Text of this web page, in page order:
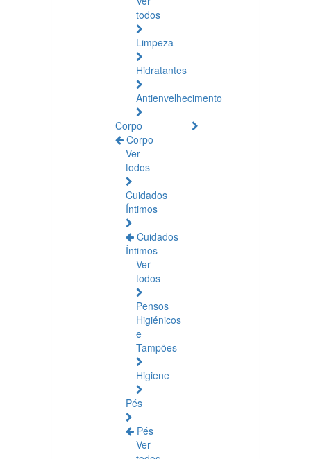
todos
Limpeza
Hidratantes
Antienvelhecimento
Corpo
Corpo
Ver
todos
Cuidados
Íntimos
Cuidados
Íntimos
Ver
todos
Pensos
Higiénicos
e
Tampões
Higiene
Pés
Pés
Ver